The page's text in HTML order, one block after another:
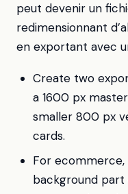
peut devenir un
redimensionnant
en exportant avec
Create two
a 1600 px
smaller 800 px
cards.
For
background